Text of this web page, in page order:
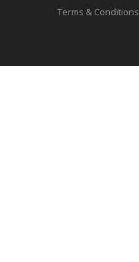
Terms & Conditions